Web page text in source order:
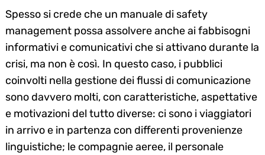
Spesso si crede che un manuale di safety
management possa assolvere anche ai fabbisogni
informativi e comunicativi che si attivano durante la
crisi, ma non è così. In questo caso, i pubblici
coinvolti nella gestione dei flussi di comunicazione
sono davvero molti, con caratteristiche, aspettative
e motivazioni del tutto diverse: ci sono i viaggiatori
in arrivo e in partenza con differenti provenienze
linguistiche; le compagnie aeree, il personale